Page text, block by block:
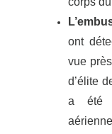
ont
vue
d’élite
a été